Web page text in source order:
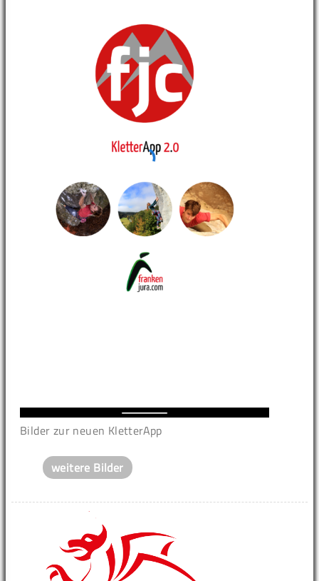
Bilder zur neuen KletterApp
weitere Bilder